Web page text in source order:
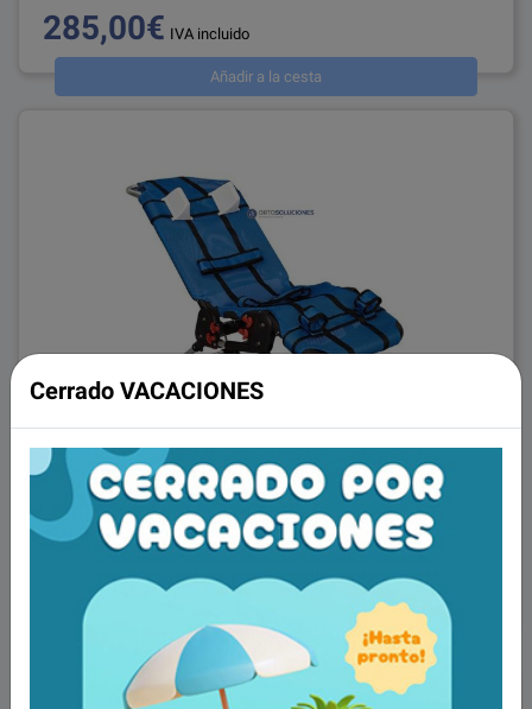
285,00€ IVA incluido
Añadir a la cesta
Hamaca infantil para el baño ANCHOR
ref: 82201X
289,00€ IVA incluido
Configurar producto
Cerrado VACACIONES